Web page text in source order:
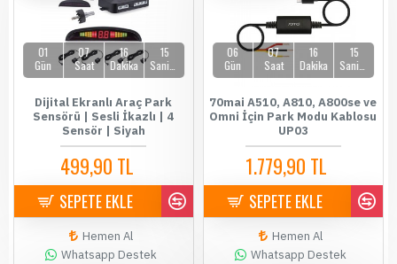
01
Gün
07
Saat
16
Dakika
14
Dijital Ekranlı Araç Park
Sensörü | Sesli İkazlı | 4
Sensör | Siyah
499,90 TL
SEPETE EKLE
Hemen Al
Whatsapp Destek
06
Gün
07
Saat
16
Dakika
14
70mai A510, A810, A800se ve
Omni İçin Park Modu Kablosu
UP03
1.779,90 TL
SEPETE EKLE
Hemen Al
Whatsapp Destek